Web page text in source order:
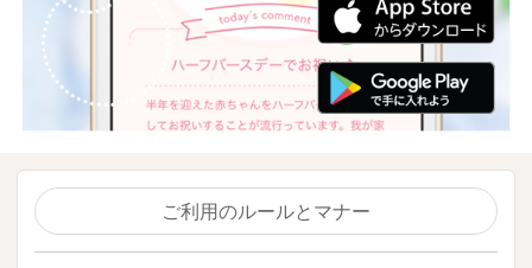
ご利用のルールとマナー